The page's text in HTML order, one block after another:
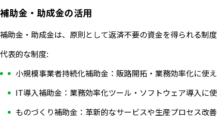
補助金・助成金の活用
補助金・助成金は、原則として返済不要の資金を得られる制
代表的な制度:
小規模事業者持続化補助金：販路開拓・業務効率化に使
IT導入補助金：業務効率化ツール・ソフトウェア導入に
ものづくり補助金：革新的なサービスや生産プロセス改